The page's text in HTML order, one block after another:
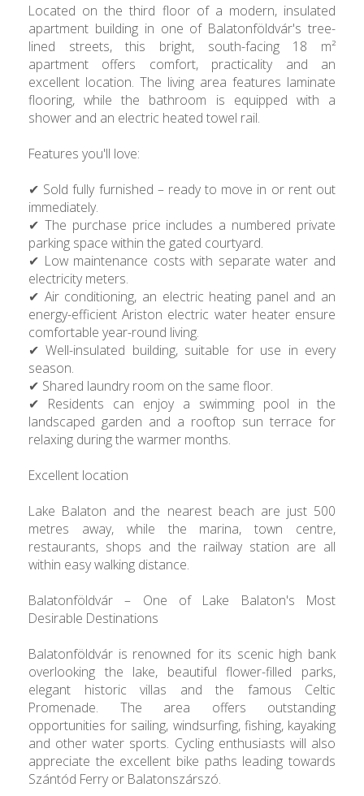
Located on the third floor of a modern, insulated
apartment building in one of Balatonföldvár's tree-
lined streets, this bright, south-facing 18 m²
apartment offers comfort, practicality and an
excellent location. The living area features laminate
flooring, while the bathroom is equipped with a
shower and an electric heated towel rail.
Features you'll love:
✔ Sold fully furnished – ready to move in or rent out
immediately.
✔ The purchase price includes a numbered private
parking space within the gated courtyard.
✔ Low maintenance costs with separate water and
electricity meters.
✔ Air conditioning, an electric heating panel and an
energy-efficient Ariston electric water heater ensure
comfortable year-round living.
✔ Well-insulated building, suitable for use in every
season.
✔ Shared laundry room on the same floor.
✔ Residents can enjoy a swimming pool in the
landscaped garden and a rooftop sun terrace for
relaxing during the warmer months.
Excellent location
Lake Balaton and the nearest beach are just 500
metres away, while the marina, town centre,
restaurants, shops and the railway station are all
within easy walking distance.
Balatonföldvár – One of Lake Balaton's Most
Desirable Destinations
Balatonföldvár is renowned for its scenic high bank
overlooking the lake, beautiful flower-filled parks,
elegant historic villas and the famous Celtic
Promenade. The area offers outstanding
opportunities for sailing, windsurfing, fishing, kayaking
and other water sports. Cycling enthusiasts will also
appreciate the excellent bike paths leading towards
Szántód Ferry or Balatonszárszó.